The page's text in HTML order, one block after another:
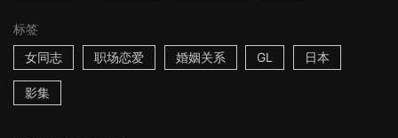
标签
女同志
职场恋爱 婚姻关系 GL 日本
影集